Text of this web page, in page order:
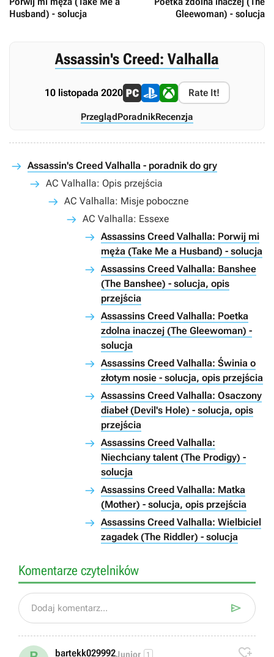
Husband) - solucja
Gleewoman) - solucja
Assassin's Creed: Valhalla
10 listopada 2020 Rate It!
Przegląd PoradnikRecenzja
Assassin's Creed Valhalla - poradnik do gry
AC Valhalla: Opis przejścia
AC Valhalla: Misje poboczne
AC Valhalla: Essexe
Assassins Creed Valhalla: Porwij mi
męża (Take Me a Husband) - solucja
Assassins Creed Valhalla: Banshee
(The Banshee) - solucja, opis
przejścia
Assassins Creed Valhalla: Poetka
zdolna inaczej (The Gleewoman) -
solucja
Assassins Creed Valhalla: Świnia o
złotym nosie - solucja, opis przejścia
Assassins Creed Valhalla: Osaczony
diabeł (Devil's Hole) - solucja, opis
przejścia
Assassins Creed Valhalla:
Niechciany talent (The Prodigy) -
solucja
Assassins Creed Valhalla: Matka
(Mother) - solucja, opis przejścia
Assassins Creed Valhalla: Wielbiciel
zagadek (The Riddler) - solucja
Komentarze czytelników
Dodaj komentarz... 
bartekk029992Junior 1 